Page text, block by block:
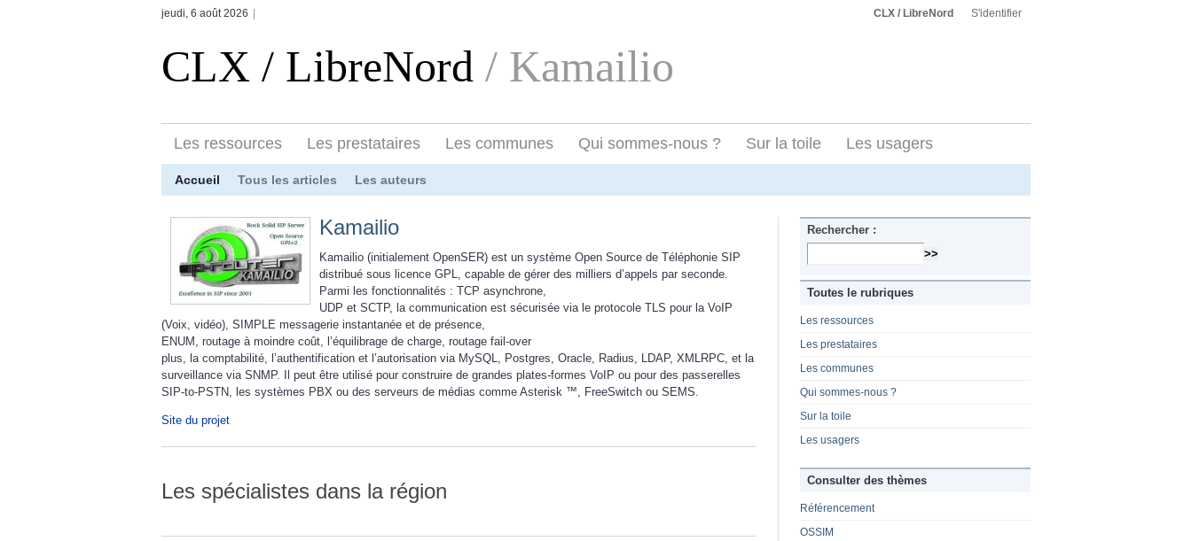
jeudi, 6 août 2026 CLX / LibreNord S'identifier
CLX / LibreNord / Kamailio
Les ressources Les prestataires Les communes Qui sommes-nous ? Sur la toile Les usagers
Accueil Tous les articles Les auteurs
Kamailio
Kamailio (initialement OpenSER) est un système Open Source de Téléphonie SIP
distribué sous licence GPL, capable de gérer des milliers d’appels par seconde.
Parmi les fonctionnalités : TCP asynchrone,
UDP et SCTP, la communication est sécurisée via le protocole TLS pour la VoIP
(Voix, vidéo), SIMPLE messagerie instantanée et de présence,
ENUM, routage à moindre coût, l’équilibrage de charge, routage fail-over
plus, la comptabilité, l’authentification et l’autorisation via MySQL, Postgres, Oracle, Radius, LDAP, XMLRPC, et la
surveillance via SNMP. Il peut être utilisé pour construire de grandes plates-formes VoIP ou pour des passerelles
SIP-to-PSTN, les systèmes PBX ou des serveurs de médias comme Asterisk ™, FreeSwitch ou SEMS.
Site du projet
Les spécialistes dans la région
Rechercher :
Toutes le rubriques
Les ressources
Les prestataires
Les communes
Qui sommes-nous ?
Sur la toile
Les usagers
Consulter des thèmes
Référencement
OSSIM